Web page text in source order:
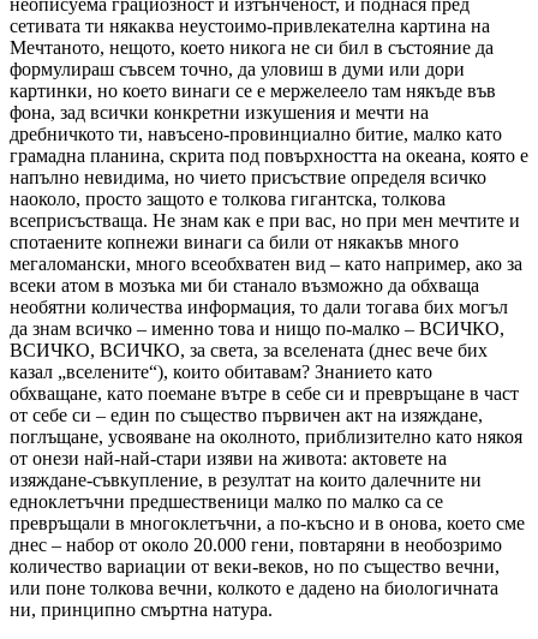
неописуема грациозност и изтънченост, и поднася пред
сетивата ти някаква неустоимо-привлекателна картина на
Мечтаното, нещото, което никога не си бил в състояние да
формулираш съвсем точно, да уловиш в думи или дори
картинки, но което винаги се е мержелеело там някъде във
фона, зад всички конкретни изкушения и мечти на
дребничкото ти, навъсено-провинциално битие, малко като
грамадна планина, скрита под повърхността на океана, която е
напълно невидима, но чието присъствие определя всичко
наоколо, просто защото е толкова гигантска, толкова
всеприсъстваща. Не знам как е при вас, но при мен мечтите и
спотаените копнежи винаги са били от някакъв много
мегаломански, много всеобхватен вид – като например, ако за
всеки атом в мозъка ми би станало възможно да обхваща
необятни количества информация, то дали тогава бих могъл
да знам всичко – именно това и нищо по-малко – ВСИЧКО,
ВСИЧКО, ВСИЧКО, за света, за вселената (днес вече бих
казал „вселените“), които обитавам? Знанието като
обхващане, като поемане вътре в себе си и превръщане в част
от себе си – един по същество първичен акт на изяждане,
поглъщане, усвояване на околното, приблизително като някоя
от онези най-най-стари изяви на живота: актовете на
изяждане-съвкупление, в резултат на които далечните ни
едноклетъчни предшественици малко по малко са се
превръщали в многоклетъчни, а по-късно и в онова, което сме
днес – набор от около 20.000 гени, повтаряни в необозримо
количество вариации от веки-веков, но по същество вечни,
или поне толкова вечни, колкото е дадено на биологичната
ни, принципно смъртна натура.